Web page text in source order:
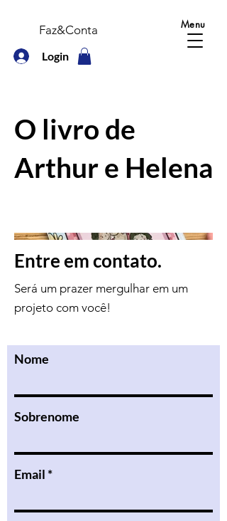
Login
Faz&Conta Menu
O livro de
Arthur e Helena
Entre em contato.
Será um prazer mergulhar em um
projeto com você!
Nome
Sobrenome
Email